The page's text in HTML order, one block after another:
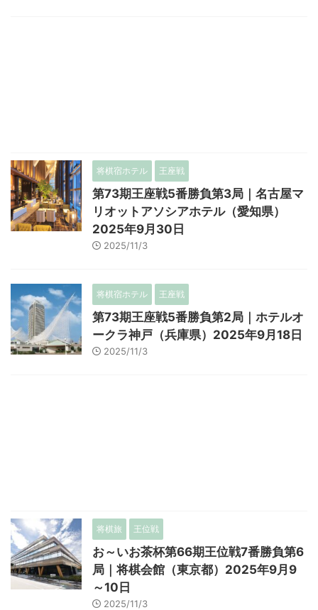
将棋宿ホテル 王座戦
第73期王座戦5番勝負第3局｜名古屋マ
リオットアソシアホテル（愛知県）
2025年9月30日
2025/11/3
将棋宿ホテル 王座戦
第73期王座戦5番勝負第2局｜ホテルオ
ークラ神戸（兵庫県）2025年9月18日
2025/11/3
将棋旅 王位戦
お～いお茶杯第66期王位戦7番勝負第6
局｜将棋会館（東京都）2025年9月9
～10日
2025/11/3